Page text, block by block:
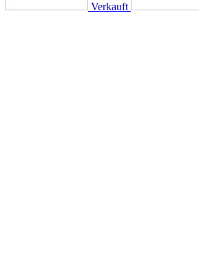
Verkauft